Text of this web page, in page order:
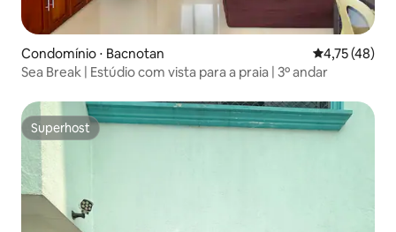
Condomínio ⋅ Bacnotan 4,75 de uma
4,75 (48)
Sea Break | Estúdio com vista para a praia | 3º andar
Superhost
Superhost